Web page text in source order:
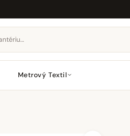
Metrový Textil